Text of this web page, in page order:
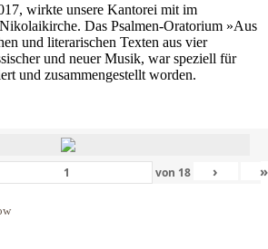
wirkte unsere Kantorei mit im
Das Psalmen-Oratorium »Aus
und literarischen Texten aus vier
und neuer Musik, war speziell für
und zusammengestellt worden.
von 18 › »